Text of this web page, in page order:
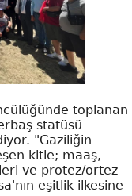
toplanan
statüsü
"Gaziliğin
kitle; maaş,
ve protez/ortez
eşitlik ilkesine